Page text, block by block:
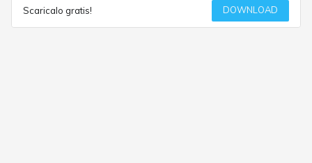
Scaricalo gratis! DOWNLOAD